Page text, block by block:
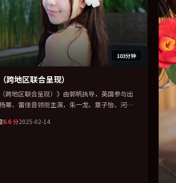
103分钟
跨地区联合呈现）
跨地区联合呈现）》由郭帆执导，英国参与出
幂、雷佳音领衔主演，朱一龙、章子怡、河正
型为骨架，在叙事、表演与视听上力求统一。
6.6分2025-02-14